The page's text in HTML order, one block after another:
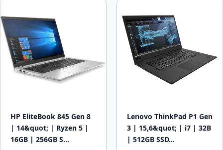
HP EliteBook 845 Gen 8
| 14&quot; | Ryzen 5 |
16GB | 256GB S…
Lenovo ThinkPad P1 Gen
3 | 15,6&quot; | i7 | 32B
| 512GB SSD…